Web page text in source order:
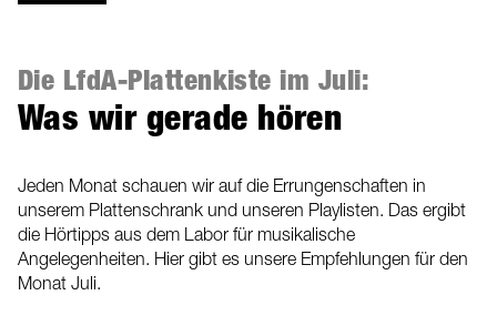
Die LfdA-Plattenkiste im Juli:
Was wir gerade hören
Jeden Monat schauen wir auf die Errungenschaften in
unserem Plattenschrank und unseren Playlisten. Das ergibt
die Hörtipps aus dem Labor für musikalische
Angelegenheiten. Hier gibt es unsere Empfehlungen für den
Monat Juli.